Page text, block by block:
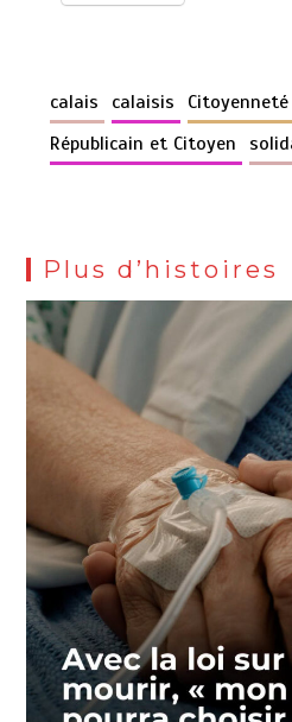
calais calaisis Citoyenneté
Républicain et Citoyen
Plus d’histoires